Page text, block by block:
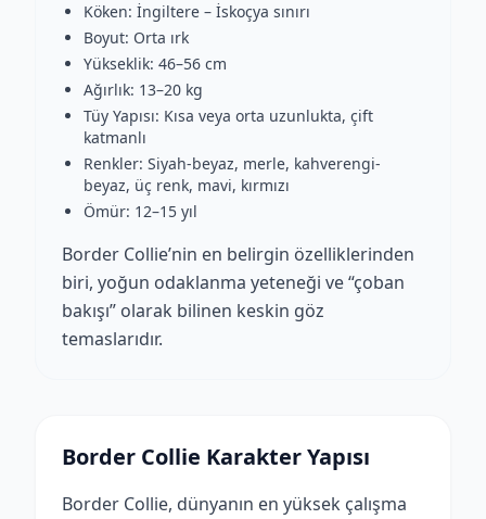
Köken: İngiltere – İskoçya sınırı
Boyut: Orta ırk
Yükseklik: 46–56 cm
Ağırlık: 13–20 kg
Tüy Yapısı: Kısa veya orta uzunlukta, çift
katmanlı
Renkler: Siyah-beyaz, merle, kahverengi-
beyaz, üç renk, mavi, kırmızı
Ömür: 12–15 yıl
Border Collie’nin en belirgin özelliklerinden
biri, yoğun odaklanma yeteneği ve “çoban
bakışı” olarak bilinen keskin göz
temaslarıdır.
Border Collie Karakter Yapısı
Border Collie, dünyanın en yüksek çalışma